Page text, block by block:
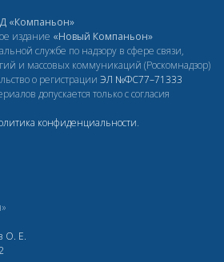
«Компаньон»
издание «Новый Компаньон»
службе по надзору в сфере связи,
и массовых коммуникаций (Роскомнадзор)
о регистрации ЭЛ №ФС77–71333
допускается только с согласия
конфиденциальности.
О. Е.